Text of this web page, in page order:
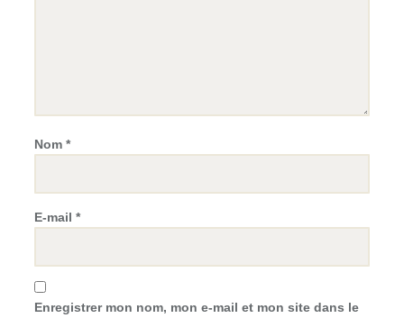
Nom *
E-mail *
Enregistrer mon nom, mon e-mail et mon site dans le